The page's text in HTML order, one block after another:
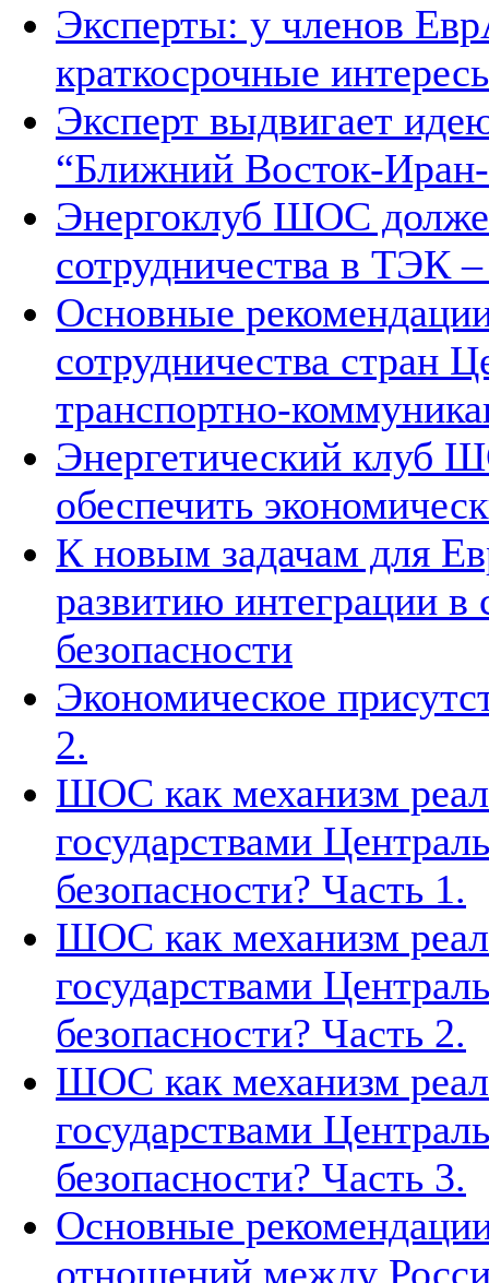
Эксперты: у членов
краткосрочные
Эксперт выдвигает
“Ближний Восток-
Энергоклуб ШОС
сотрудничества в ТЭК –
Основные
сотрудничества стран
транспортно-
Энергетический клуб
обеспечить
К новым задачам для
развитию интеграции в
безопасности
Экономическое
2.
ШОС как механизм
государствами
безопасности? Часть 1.
ШОС как механизм
государствами
безопасности? Часть 2.
ШОС как механизм
государствами
безопасности? Часть 3.
Основные
отношений между